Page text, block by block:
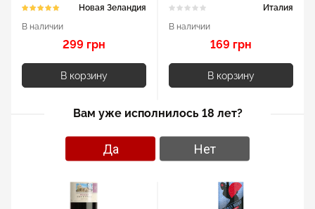
Новая Зеландия
В наличии
299 грн
В корзину
Италия
В наличии
169 грн
В корзину
Вам уже исполнилось 18 лет?
Да Нет